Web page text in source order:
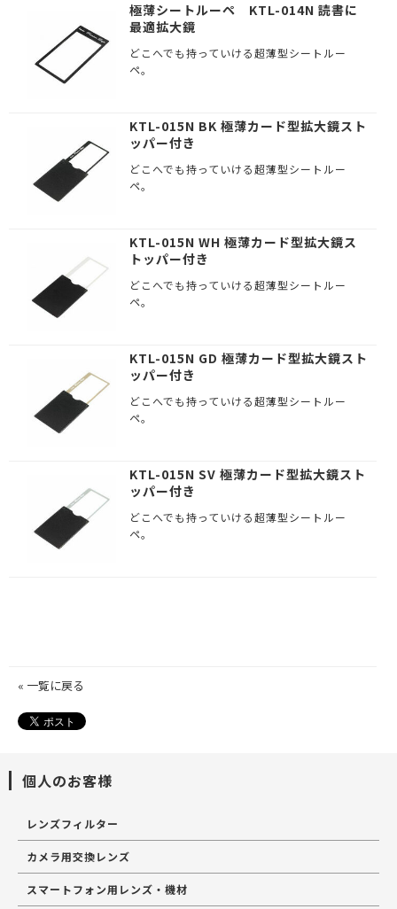
極薄シートルーペ KTL-014N 読書に
最適拡大鏡
どこへでも持っていける超薄型シートルー
ペ。
KTL-015N BK 極薄カード型拡大鏡スト
ッパー付き
どこへでも持っていける超薄型シートルー
ペ。
KTL-015N WH 極薄カード型拡大鏡ス
トッパー付き
どこへでも持っていける超薄型シートルー
ペ。
KTL-015N GD 極薄カード型拡大鏡スト
ッパー付き
どこへでも持っていける超薄型シートルー
ペ。
KTL-015N SV 極薄カード型拡大鏡スト
ッパー付き
どこへでも持っていける超薄型シートルー
ペ。
« 一覧に戻る
個人のお客様
レンズフィルター
カメラ用交換レンズ
スマートフォン用レンズ・機材